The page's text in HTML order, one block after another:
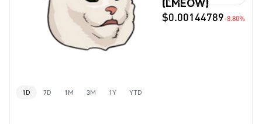
$0.00144789-8.80%
1D 7D 1M 3M 1Y YTD